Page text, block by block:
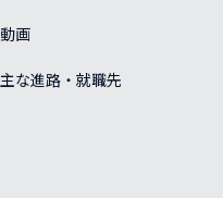
動画
主な進路・就職先